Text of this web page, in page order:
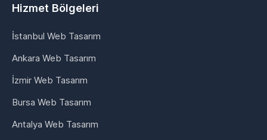
Hizmet Bölgeleri
İstanbul Web Tasarım
Ankara Web Tasarım
İzmir Web Tasarım
Bursa Web Tasarım
Antalya Web Tasarım